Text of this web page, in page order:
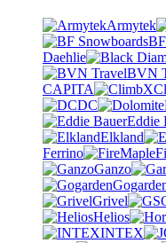
Armytek
Daehlie
BVN
CAPITA
DC
Eddie
Elkland
Ferrino
Ganzo
Grivel
Helios
INTEX